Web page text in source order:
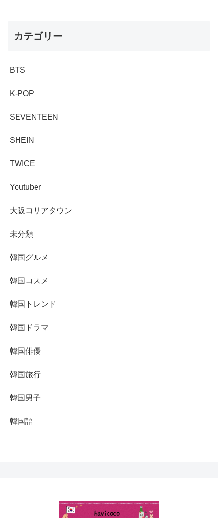
カテゴリー
BTS
K-POP
SEVENTEEN
SHEIN
TWICE
Youtuber
大阪コリアタウン
未分類
韓国グルメ
韓国コスメ
韓国トレンド
韓国ドラマ
韓国俳優
韓国旅行
韓国男子
韓国語